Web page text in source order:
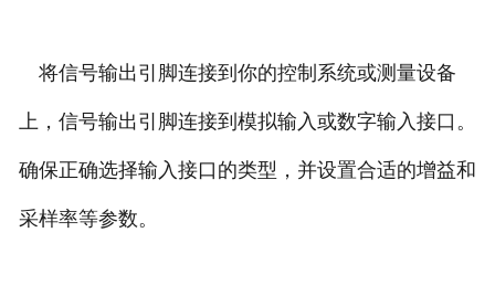
将信号输出引脚连接到你的控制系统或测量设备
上，信号输出引脚连接到模拟输入或数字输入接口。
确保正确选择输入接口的类型，并设置合适的增益和
采样率等参数。